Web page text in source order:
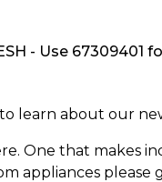
- Use 67309401
learn about our
One that makes
appliances please